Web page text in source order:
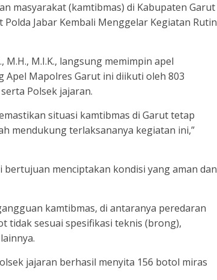
masyarakat (kamtibmas) di Kabupaten Garut
Jabar Kembali Menggelar Kegiatan Rutin
M.H., M.I.K., langsung memimpin apel
Mapolres Garut ini diikuti oleh 803
Polsek jajaran.
situasi kamtibmas di Garut tetap
mendukung terlaksananya kegiatan ini,”
bertujuan menciptakan kondisi yang aman dan
kamtibmas, di antaranya peredaran
tidak sesuai spesifikasi teknis (brong),
jajaran berhasil menyita 156 botol miras